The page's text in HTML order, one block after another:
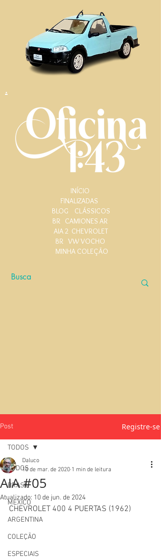
.
INÍCIO
FINALIZADAS
BLOG
CLÁSSICOS
BR CAMIONES AR
AIA 2 CHEVROLET
BR VW VOCHO
MINHA COLEÇÃO
Post Registre-se
TODOS
BRASIL
MEXICO
ARGENTINA
COLEÇÃO
ESPECIAIS
TODOS
AIA #05
Daluco
10 de mar. de 2020 1 min de leitura
Atualizado: 10 de jun. de 2024
CHEVROLET 400 4 PUERTAS (1962)